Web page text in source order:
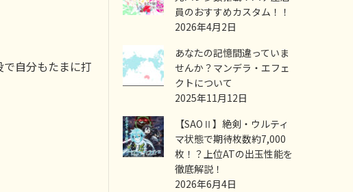
自分もたまに打
員のおすすめカスタム！！
2026年4月2日
あなたの記憶間違っていま
せんか？マンデラ・エフェ
クトについて
2025年11月12日
【SAOⅡ】絶剣・ウルティ
マ状態で期待枚数約7,000
枚！？上位ATの出玉性能を
徹底解説！
2026年6月4日